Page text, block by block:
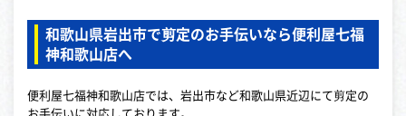
和歌山県岩出市で剪定のお手伝いなら便利屋七福
神和歌山店へ
便利屋七福神和歌山店では、岩出市など和歌山県近辺にて剪定の
お手伝いに対応しております。